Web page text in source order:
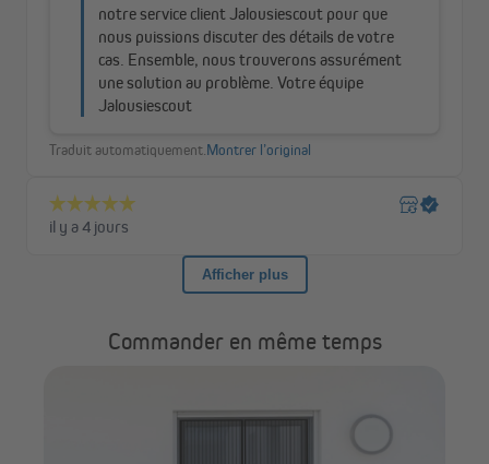
Une toile claire diffuse davantage la lumière, mais peut
légèrement gêner la visibilité. Son principal avantage :
elle offre une meilleure intimité, empêchant les regards
curieux de pénétrer dans votre maison.
Choisissez la couleur qui correspond le mieux à vos
besoins : confort visuel ou intimité renforcée.
Fixation facile à coller
Notre moustiquaire magnétique se fixe très facilement grâce au
ruban adhésif fourni. Vous évitez ainsi les travaux de perçage et
installation rapide et sans effort.
Commander en même temps